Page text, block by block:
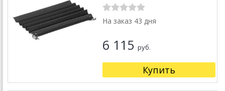
На заказ 43 дня
6 115 руб.
Купить